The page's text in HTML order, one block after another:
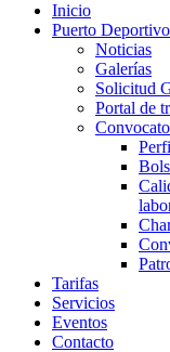
Inicio
Puerto Deportivo
Noticias
Galerías
Solicitud
Portal de
Tarifas
Servicios
Eventos
Contacto